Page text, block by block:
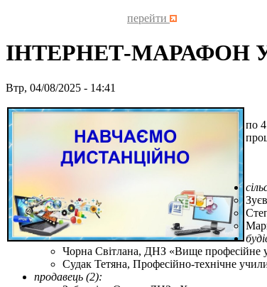
перейти
ІНТЕРНЕТ-МАРАФОН
Втр, 04/08/2025 - 14:41
по 4
Чорна Світлана, ДНЗ «Вище
Судак Тетяна, Професійно-технічне
продавець (2):